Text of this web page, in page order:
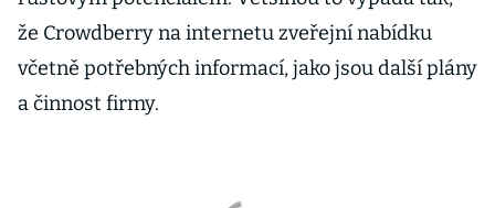
že Crowdberry na internetu zveřejní nabídku
včetně potřebných informací, jako jsou další plány
a činnost firmy.